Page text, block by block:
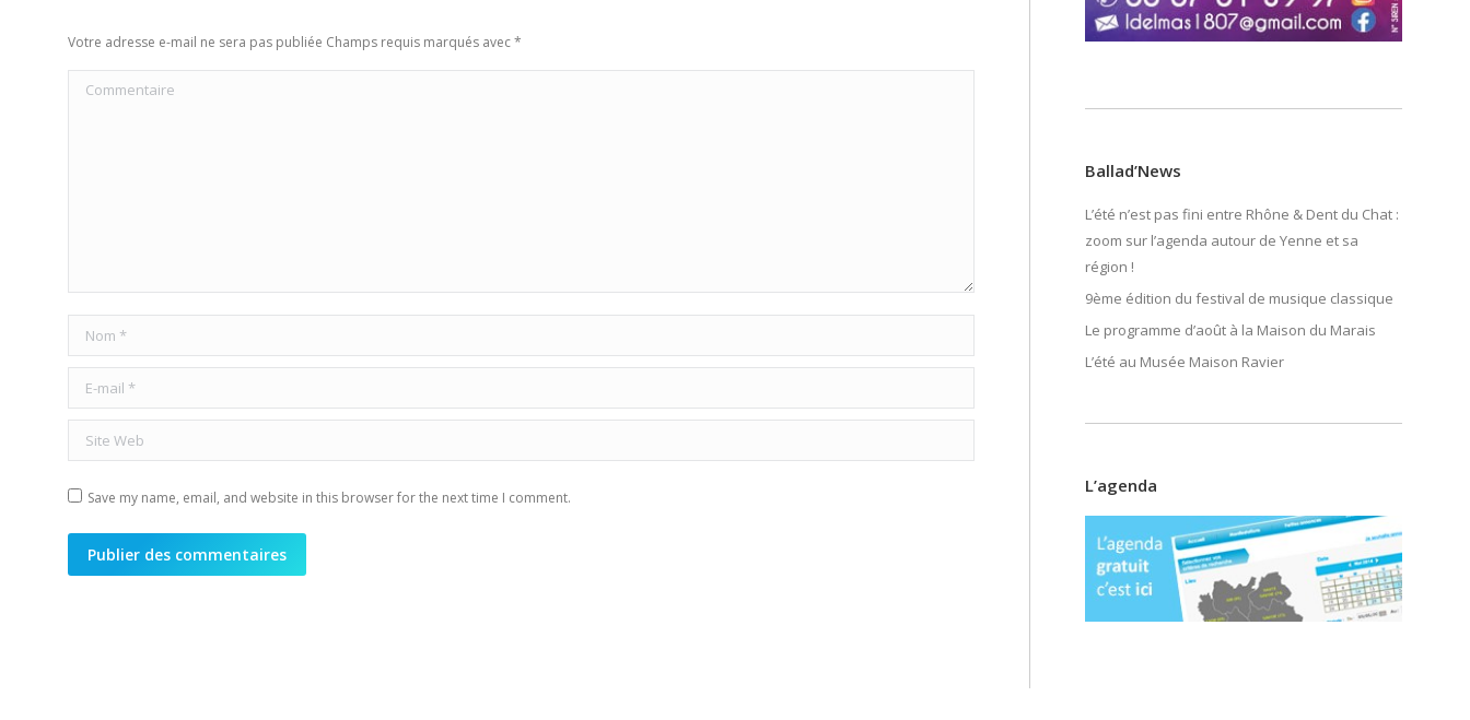
Votre adresse e-mail ne sera pas publiée Champs requis marqués avec*
Commentaire
Nom *
E-mail *
Site Web
Save my name, email, and website in this browser for the next time I comment.
Publier des commentaires
Ballad’News
L’été n’est pas fini entre Rhône & Dent du Chat :
zoom sur l’agenda autour de Yenne et sa
région !
9ème édition du festival de musique classique
Le programme d’août à la Maison du Marais
L’été au Musée Maison Ravier
L’agenda